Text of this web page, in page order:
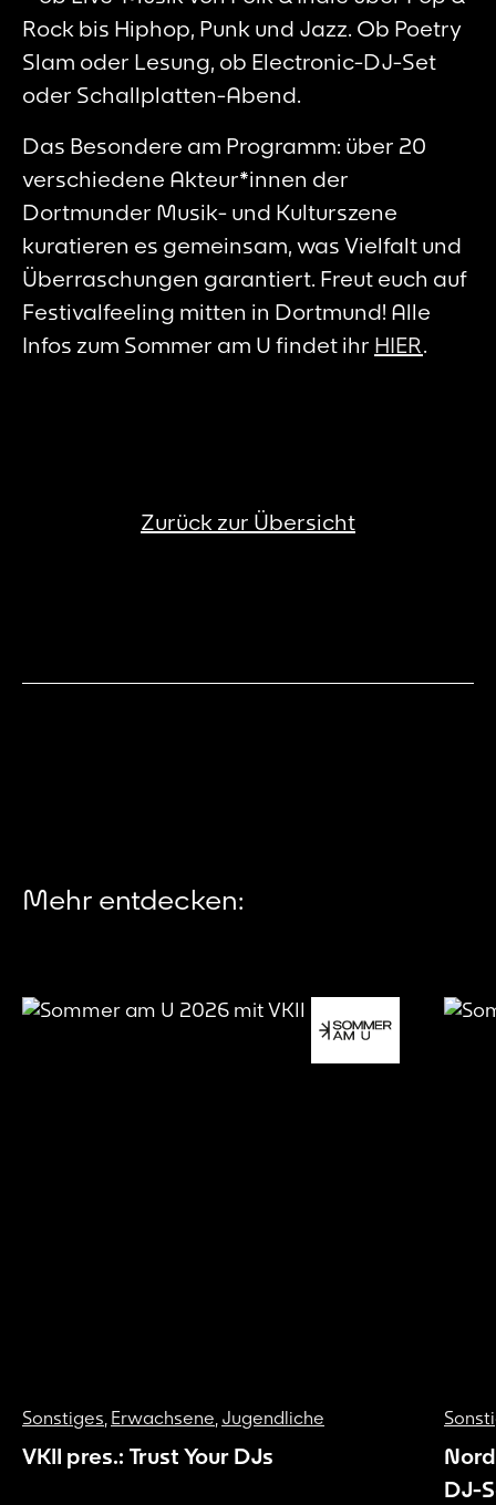
Rock bis Hiphop, Punk und Jazz. Ob Poetry
Slam oder Lesung, ob Electronic-DJ-Set
oder Schallplatten-Abend.
Das Besondere am Programm: über 20
verschiedene Akteur*innen der
Dortmunder Musik- und Kulturszene
kuratieren es gemeinsam, was Vielfalt und
Überraschungen garantiert. Freut euch auf
Festivalfeeling mitten in Dortmund! Alle
Infos zum Sommer am U findet ihr HIER.
Zurück zur Übersicht
Mehr entdecken:
Sonstiges, Erwachsene, Jugendliche
VKII pres.: Trust Your DJs
DJ-